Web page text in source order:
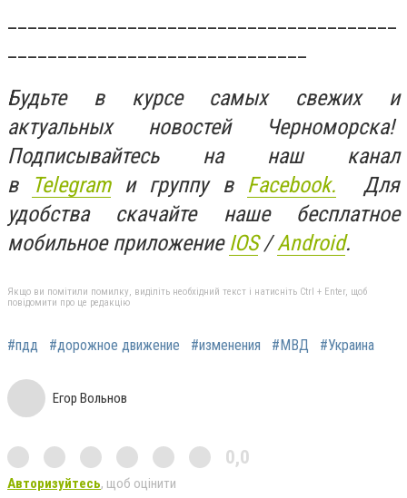
Будьте в курсе самых свежих и
актуальных новостей Черноморска!
Подписывайтесь на наш канал
в
Telegramи группу в Facebook. Для
удобства скачайте наше бесплатное
мобильное приложение IOS/Android.
Якщо ви помітили помилку, виділіть необхідний текст і натисніть Ctrl + Enter, щоб
повідомити про це редакцію
#пдд #дорожное движение #изменения #МВД #Украина
Егор Вольнов
0,0
Авторизуйтесь, щоб оцінити